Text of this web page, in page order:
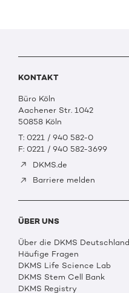
KONTAKT
Büro Köln
Aachener Str. 1042
50858 Köln
T: 0221 / 940 582-0
F: 0221 / 940 582-3699
DKMS.de
Barriere melden
ÜBER UNS
Über die DKMS Deutschland
Häufige Fragen
DKMS Life Science Lab
DKMS Stem Cell Bank
DKMS Registry